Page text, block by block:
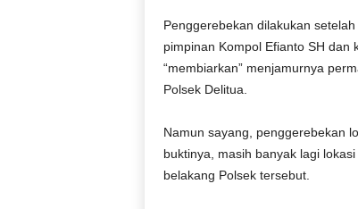
Penggerebekan dilakukan
pimpinan Kompol Efianto SH dan
“membiarkan” menjamurnya
Polsek Delitua.
Namun sayang, penggerebekan
buktinya, masih banyak lagi
belakang Polsek tersebut.